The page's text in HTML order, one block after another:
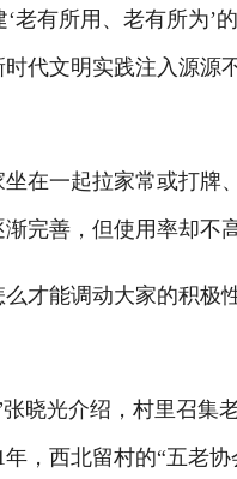
有所用、老有所为’
代文明实践注入源源
在一起拉家常或打牌
完善，但使用率却不高
才能调动大家的积极
晓光介绍，村里召集
，西北留村的“五老协